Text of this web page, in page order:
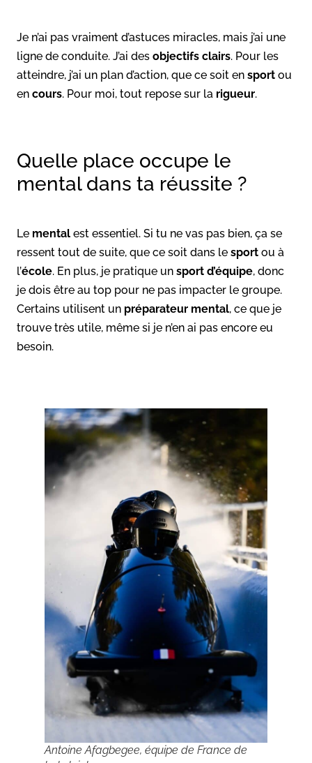
Je n’ai pas vraiment d’astuces miracles, mais j’ai une
ligne de conduite. J’ai des objectifs clairs. Pour les
atteindre, j’ai un plan d’action, que ce soit en sport ou
en cours. Pour moi, tout repose sur la rigueur.
Quelle place occupe le
mental dans ta réussite ?
Le mental est essentiel. Si tu ne vas pas bien, ça se
ressent tout de suite, que ce soit dans le sport ou à
l’école. En plus, je pratique un sport d’équipe, donc
je dois être au top pour ne pas impacter le groupe.
Certains utilisent un préparateur mental, ce que je
trouve très utile, même si je n’en ai pas encore eu
besoin.
Antoine Afagbegee, équipe de France de